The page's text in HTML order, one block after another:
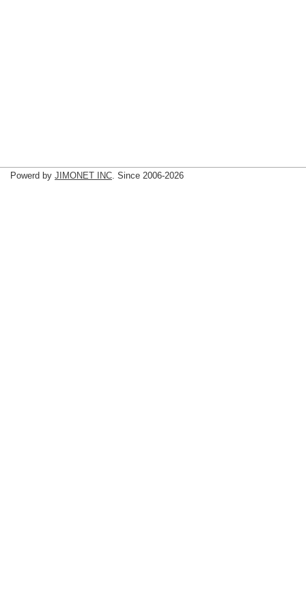
Powerd by JIMONET INC. Since 2006-2026